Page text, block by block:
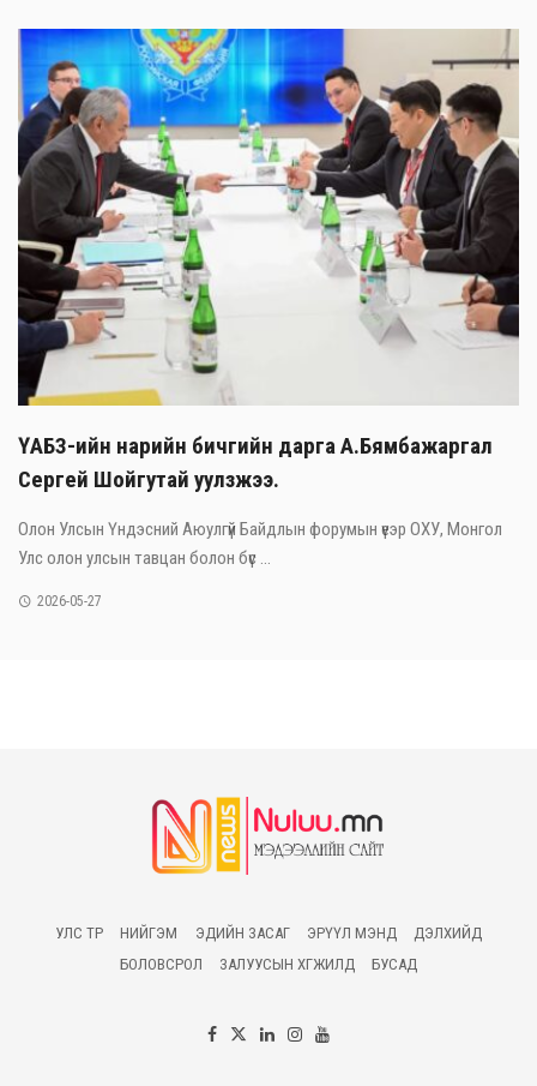
ҮАБЗ-ийн нарийн бичгийн дарга А.Бямбажаргал
Сергей Шойгутай уулзжээ.
Олон Улсын Үндэсний Аюулгүй Байдлын форумын үеэр ОХУ, Монгол
Улс олон улсын тавцан болон бүс ...
2026-05-27
УЛС ТӨР НИЙГЭМ ЭДИЙН ЗАСАГ ЭРҮҮЛ МЭНД
ДЭЛХИЙД
БОЛОВСРОЛ
ЗАЛУУСЫН ХӨГЖИЛД БУСАД